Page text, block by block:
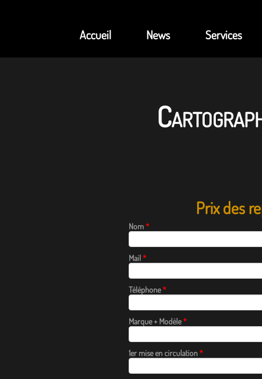
Accueil News Services
Prix des
Nom*
Mail*
Téléphone*
Marque + Modèle*
1er mise en circulation*